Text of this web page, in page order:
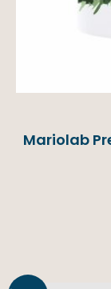
Mariolab